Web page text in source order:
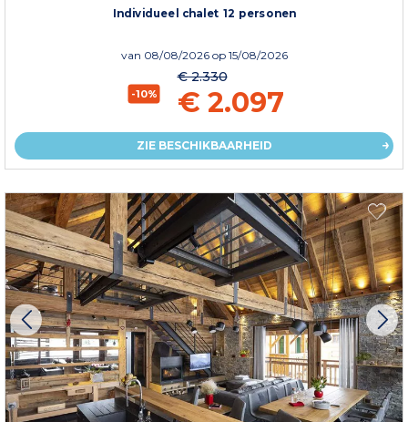
Individueel chalet 12 personen
van 08/08/2026 op 15/08/2026
-10%
€ 2.330
€ 2.097
ZIE BESCHIKBAARHEID